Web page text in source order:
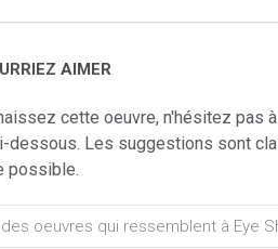
AIMER
cette oeuvre, n'hésitez pas
dessous. Les suggestions sont
possible.